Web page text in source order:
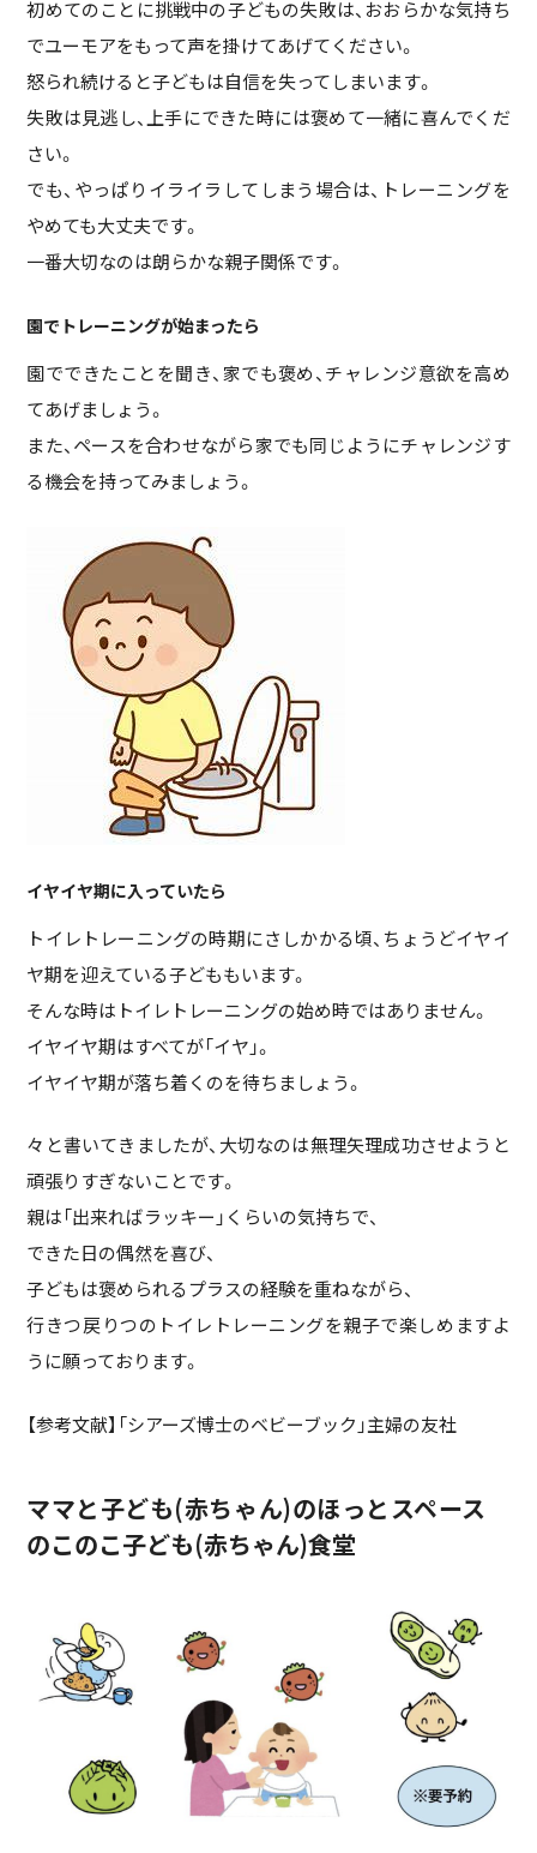
初めてのことに挑戦中の子どもの失敗は、おおらかな気持ち
でユーモアをもって声を掛けてあげてください。
怒られ続けると子どもは自信を失ってしまいます。
失敗は見逃し、上手にできた時には褒めて一緒に喜んでくだ
さい。
でも、やっぱりイライラしてしまう場合は、トレーニングを
やめても大丈夫です。
一番大切なのは朗らかな親子関係です。
園でトレーニングが始まったら
園でできたことを聞き、家でも褒め、チャレンジ意欲を高め
てあげましょう。
また、ペースを合わせながら家でも同じようにチャレンジす
る機会を持ってみましょう。
イヤイヤ期に入っていたら
トイレトレーニングの時期にさしかかる頃、ちょうどイヤイ
ヤ期を迎えている子どももいます。
そんな時はトイレトレーニングの始め時ではありません。
イヤイヤ期はすべてが「イヤ」。
イヤイヤ期が落ち着くのを待ちましょう。
々と書いてきましたが、大切なのは無理矢理成功させようと
頑張りすぎないことです。
親は「出来ればラッキー」くらいの気持ちで、
できた日の偶然を喜び、
子どもは褒められるプラスの経験を重ねながら、
行きつ戻りつのトイレトレーニングを親子で楽しめますよ
うに願っております。
【参考文献】「シアーズ博士のベビーブック」主婦の友社
ママと子ども(赤ちゃん)のほっとスペース
のこのこ子ども(赤ちゃん)食堂